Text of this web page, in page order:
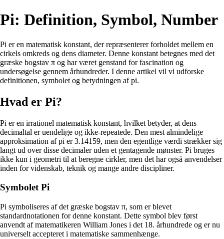
Pi: Definition, Symbol, Number
Pi er en matematisk konstant, der repræsenterer forholdet mellem en
cirkels omkreds og dens diameter. Denne konstant betegnes med det
græske bogstav π og har været genstand for fascination og
undersøgelse gennem århundreder. I denne artikel vil vi udforske
definitionen, symbolet og betydningen af pi.
Hvad er Pi?
Pi er en irrationel matematisk konstant, hvilket betyder, at dens
decimaltal er uendelige og ikke-repeatede. Den mest almindelige
approksimation af pi er 3.14159, men den egentlige værdi strækker sig
langt ud over disse decimaler uden et gentagende mønster. Pi bruges
ikke kun i geometri til at beregne cirkler, men det har også anvendelser
inden for videnskab, teknik og mange andre discipliner.
Symbolet Pi
Pi symboliseres af det græske bogstav π, som er blevet
standardnotationen for denne konstant. Dette symbol blev først
anvendt af matematikeren William Jones i det 18. århundrede og er nu
universelt accepteret i matematiske sammenhænge.